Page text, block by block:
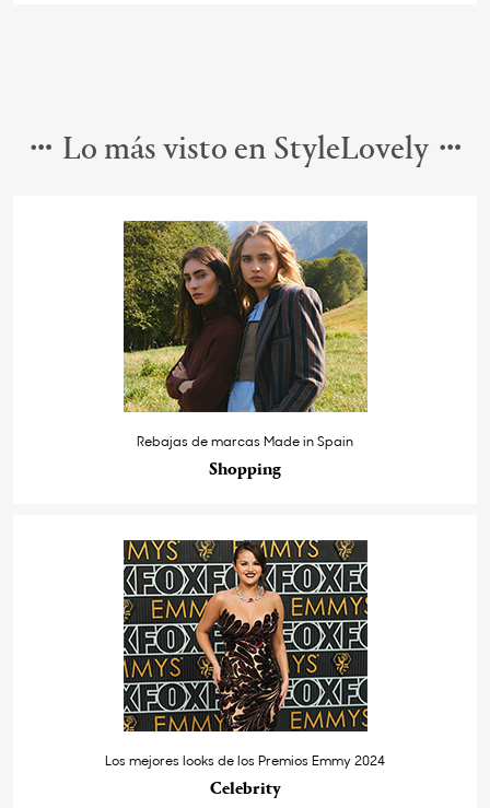
Lo más visto en StyleLovely
Rebajas de marcas Made in Spain
Shopping
Los mejores looks de los Premios Emmy 2024
Celebrity